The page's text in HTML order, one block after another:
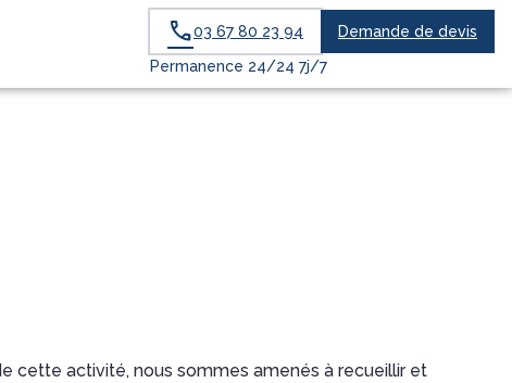
Permanence 24/24 7j/7
03 67 80 23 94
Demande de devis
SERVICES AUX FAMILLESESPACES HOMMAGESNOTRE HISTOIRE
cette activité, nous sommes amenés à recueillir et